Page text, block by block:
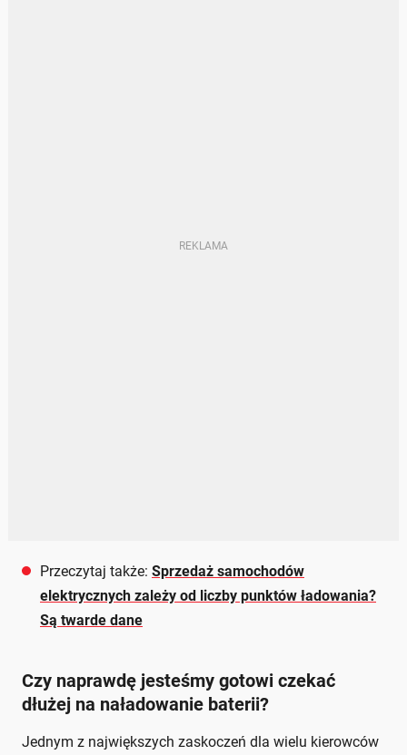
Przeczytaj także: Sprzedaż samochodów
elektrycznych zależy od liczby punktów ładowania?
Są twarde dane
Czy naprawdę jesteśmy gotowi czekać
dłużej na naładowanie baterii?
Jednym z największych zaskoczeń dla wielu kierowców